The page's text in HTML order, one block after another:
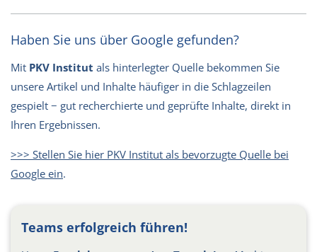
Haben Sie uns über Google gefunden?
Mit PKV Institut als hinterlegter Quelle bekommen Sie
unsere Artikel und Inhalte häufiger in die Schlagzeilen
gespielt − gut recherchierte und geprüfte Inhalte, direkt in
Ihren Ergebnissen.
>>> Stellen Sie hier PKV Institut als bevorzugte Quelle bei
Google ein.
Teams erfolgreich führen!